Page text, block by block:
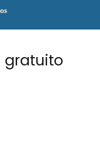
gratuito